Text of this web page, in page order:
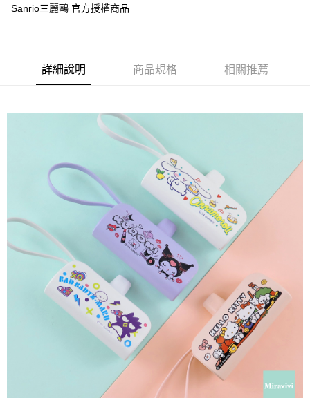
便利好安心！
【「AFTEE先享後付」結帳流程】
１．於結帳方式選擇「AFTEE先享後付」後，將跳轉至「AFTEE先享後付」
３．收到繳費通知簡訊後14天內，點擊此簡訊中的連結，可透過四大超商／
ATM／網路銀行／等多元方式進行付款，方視為交易完成。
※ 請注意：結帳手續完成當下不需立刻繳費，但若您需要取消訂單，請聯絡
購買商品的店家。未經商家同意取消之訂單仍視為有效，需透過AFTEE先享
後付繳納相關費用。
※ 交易是否成功請以「AFTEE先享後付 」之結帳頁面顯示為準，若有關於
是否繳費成功／繳費後需取消欲退款等相關疑問，請聯繫「AFTEE先享後付
客戶支援中心」https://netprotections.freshdesk.com/support/home
【注意事項】
１．透過由恩沛科技股份有限公司提供之「AFTEE先享後付」服務完成之交
易，需依本服務之必要範圍內提供個人資料，並將交易相關給付款項請求債
權轉讓予恩沛科技股份有限公司。
２．關於個人資料處理事宜，請瀏覽以下網址：
https://aftee.tw/terms/#terms3
３．未成年的使用者請事先徵得法定代理人或監護人之同意方可使用
「AFTEE先享後付」，若未經同意申辦者引起之損失，本公司不負相關責
４．使用「AFTEE先享後付」時，將依據個別帳號之用戶狀況，依本公司即
時審查核予不同之上限額度；若仍有額度不足之情形，本公司將視審查結果
５．嚴禁一人註冊多個帳號或使用他人資訊註冊。若發現惡意使用之情形，
恩沛科技股份有限公司將有權停止該用戶之使用額度並採取法律行動。
每筆NT$60，滿NT$499(含以上)免運費
每筆NT$60，滿NT$499(含以上)免運費
每筆NT$60，滿NT$499(含以上)免運費
付款後7-11取貨
每筆NT$60，滿NT$499(含以上)免運費
宅配
每筆NT$120，滿NT$499(含以上)免運費
Sanrio三麗鷗 官方授權商品
詳細說明 商品規格 相關推薦